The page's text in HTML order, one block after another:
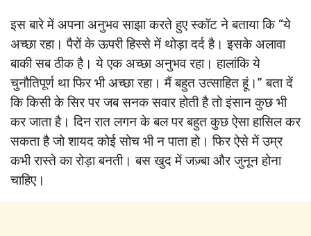
इस बारे में अपना अनुभव साझा करते हुए स्कॉट ने बताया कि “ये
अच्छा रहा। पैरों के ऊपरी हिस्से में थोड़ा दर्द है। इसके अलावा
बाकी सब ठीक है। ये एक अच्छा अनुभव रहा। हालांकि ये
चुनौतिपूर्ण था फिर भी अच्छा रहा। मैं बहुत उत्साहित हूं।” बता दें
कि किसी के सिर पर जब सनक सवार होती है तो इंसान कुछ भी
कर जाता है। दिन रात लगन के बल पर बहुत कुछ ऐसा हासिल कर
सकता है जो शायद कोई सोच भी न पाता हो। फिर ऐसे में उम्र
कभी रास्ते का रोड़ा बनती। बस खुद में जज़्बा और जुनून होना
चाहिए।